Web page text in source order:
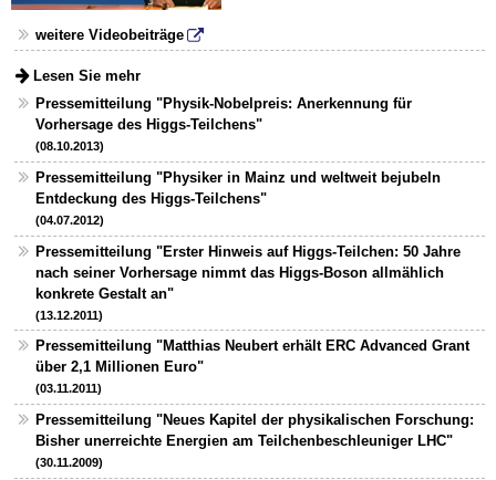
weitere Videobeiträge
Lesen Sie mehr
Pressemitteilung "Physik-Nobelpreis: Anerkennung für
Vorhersage des Higgs-Teilchens"
(08.10.2013)
Pressemitteilung "Physiker in Mainz und weltweit bejubeln
Entdeckung des Higgs-Teilchens"
(04.07.2012)
Pressemitteilung "Erster Hinweis auf Higgs-Teilchen: 50 Jahre
nach seiner Vorhersage nimmt das Higgs-Boson allmählich
konkrete Gestalt an"
(13.12.2011)
Pressemitteilung "Matthias Neubert erhält ERC Advanced Grant
über 2,1 Millionen Euro"
(03.11.2011)
Pressemitteilung "Neues Kapitel der physikalischen Forschung:
Bisher unerreichte Energien am Teilchenbeschleuniger LHC"
(30.11.2009)